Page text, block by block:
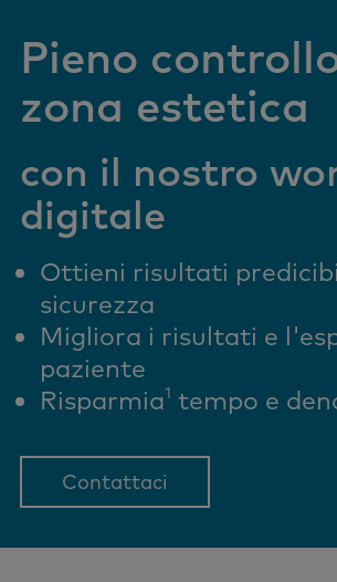
Pieno
zona estetica
con il nostro
digitale
Ottieni risultati
sicurezza
Migliora i risultati e
paziente
Risparmia1 tempo e
Contattaci